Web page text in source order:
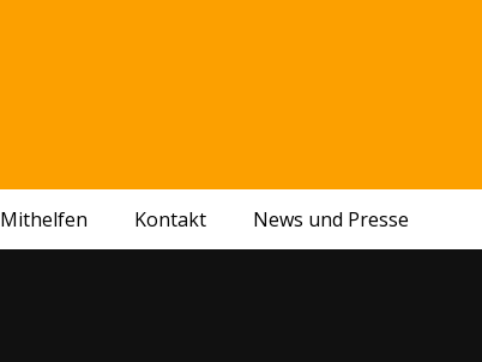
Mithelfen Kontakt News und Presse